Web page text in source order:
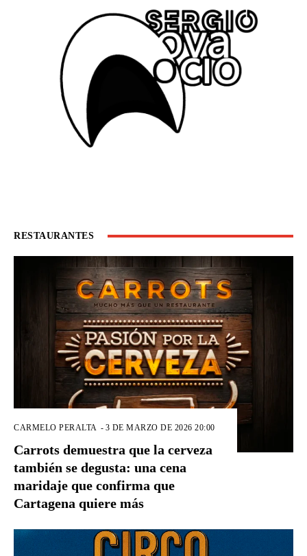
RESTAURANTES
CARMELO PERALTA - 3 DE MARZO DE 2026 20:00
Carrots demuestra que la cerveza
también se degusta: una cena
maridaje que confirma que
Cartagena quiere más